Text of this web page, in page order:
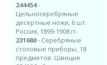
244454-
Цельносеребряные
десертные ножи, 6 шт.
Россия, 1899-1908 гг.
231680- Серебряные
столовые приборы, 18
предметов. Швеция